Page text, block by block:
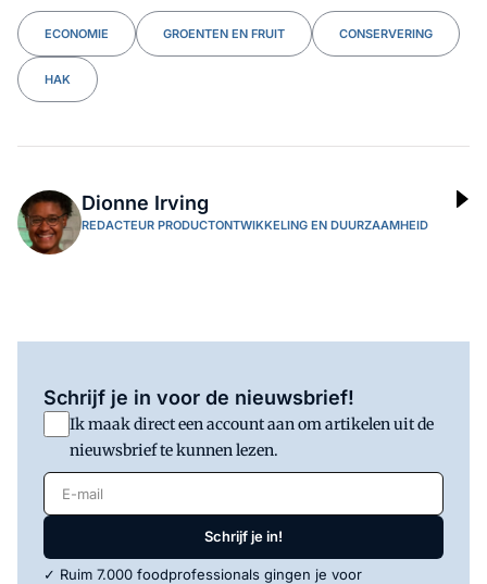
ECONOMIE GROENTEN EN FRUIT CONSERVERING
HAK
Dionne Irving
REDACTEUR PRODUCTONTWIKKELING EN DUURZAAMHEID
Schrijf je in voor de nieuwsbrief!
Ik maak direct een account aan om artikelen uit de
nieuwsbrief te kunnen lezen.
E-mail
Schrijf je in!
✓ Ruim 7.000 foodprofessionals gingen je voor